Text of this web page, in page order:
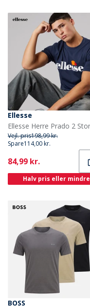
Ellesse
Vejl. pris198,99 kr.
Spare114,00 kr.
Current
84,99 kr.
Halv pris eller mindre
BOSS